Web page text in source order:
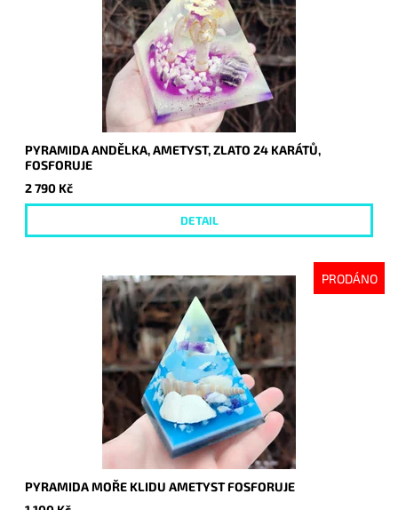
PYRAMIDA ANDĚLKA, AMETYST, ZLATO 24 KARÁTŮ,
FOSFORUJE
2 790 Kč
DETAIL
PRODÁNO
PYRAMIDA MOŘE KLIDU AMETYST FOSFORUJE